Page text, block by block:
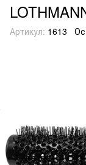
Артикул: 1613